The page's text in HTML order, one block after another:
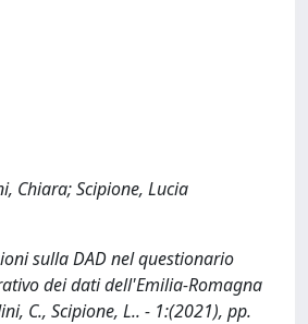
Chiara; Scipione, Lucia
sulla DAD nel questionario
dei dati dell'Emilia-Romagna
C., Scipione, L.. - 1:(2021), pp.